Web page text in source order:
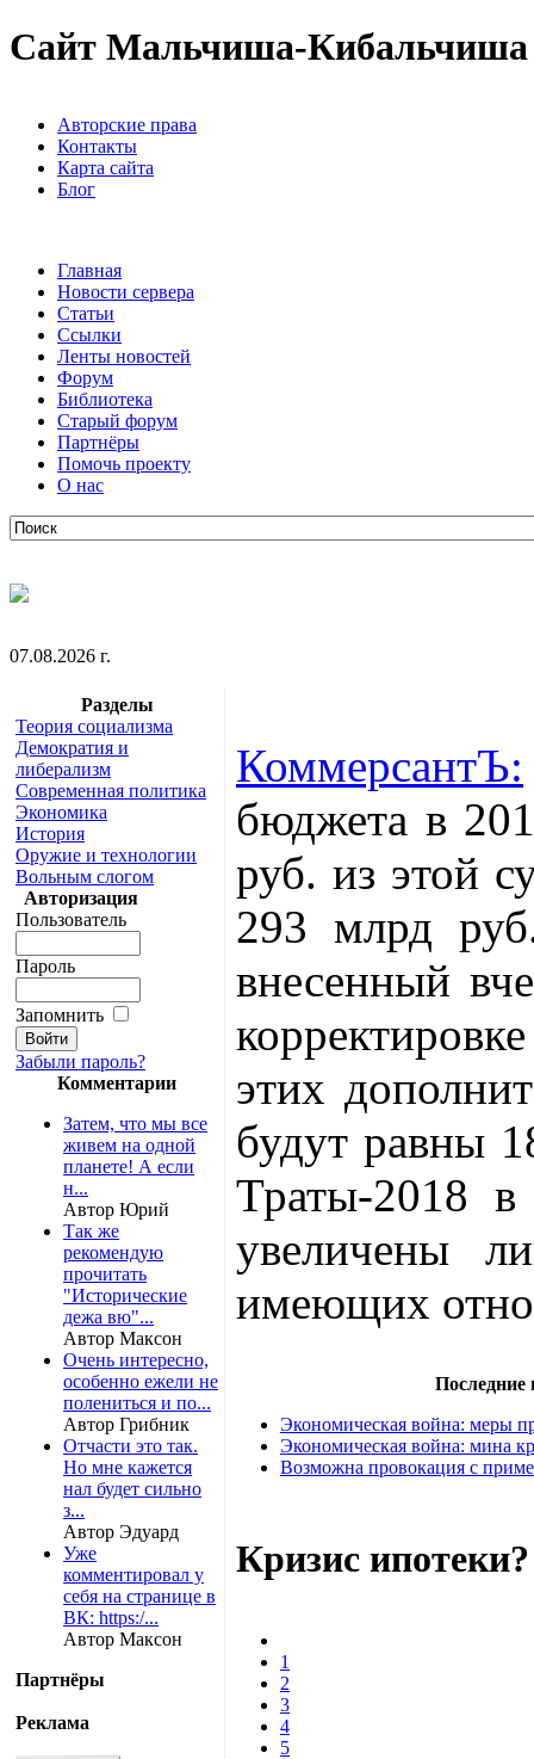
Сайт Мальчиша-Кибальчиша
Авторские права
Контакты
Карта сайта
Блог
Главная
Новости сервера
Статьи
Ссылки
Ленты новостей
Форум
Библиотека
Старый форум
Партнёры
Помочь проекту
О нас
07.08.2026 г.
Разделы
Теория социализма
Демократия и
либерализм
Современная политика
Экономика
История
Оружие и технологии
Вольным слогом
Авторизация
Пользователь
Пароль
Запомнить
Забыли пароль?
Комментарии
Затем, что мы все
живем на одной
планете! А если
н...
Автор Юрий
Так же
рекомендую
прочитать
"Исторические
дежа вю"...
Автор Максон
Очень интересно,
особенно ежели не
полениться и по...
Автор Грибник
Отчасти это так.
Но мне кажется
нал будет сильно
з...
Автор Эдуард
Уже
комментировал у
себя на странице в
ВК: https:/...
Автор Максон
Партнёры
Реклама
КоммерсантЪ:
бюджета в
руб. из этой
293 млрд
внесенный
этих
будут равны
Траты-2018 в
увеличены
имеющих
Последние
Экономическая война: меры
Экономическая война: мина
Возможна провокация с
Кризис
1
2
3
4
5